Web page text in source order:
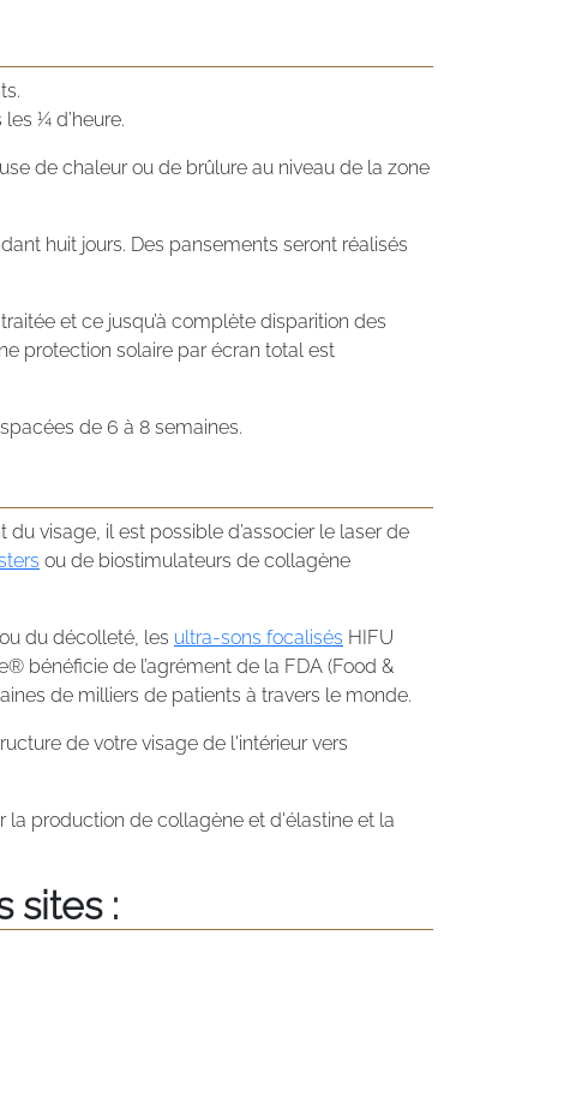
¼ d’heure.
de chaleur ou de brûlure au niveau de la zone
huit jours. Des pansements seront réalisés
et ce jusqu’à complète disparition des
protection solaire par écran total est
de 6 à 8 semaines.
visage, il est possible d’associer le laser de
ou de biostimulateurs de collagène
du décolleté, les ultra-sons focalisés HIFU
bénéficie de l’agrément de la FDA (Food &
de milliers de patients à travers le monde.
de votre visage de l'intérieur vers
la production de collagène et d'élastine et la
sites :